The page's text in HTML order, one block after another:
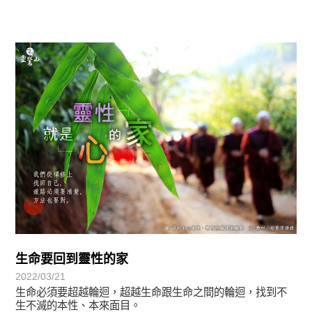
生命要回到靈性的家
2022/03/21
生命必須要超越輪迴，超越生命跟生命之間的輪迴，找到不
生不滅的本性、本來面目。
正法眼-般若期